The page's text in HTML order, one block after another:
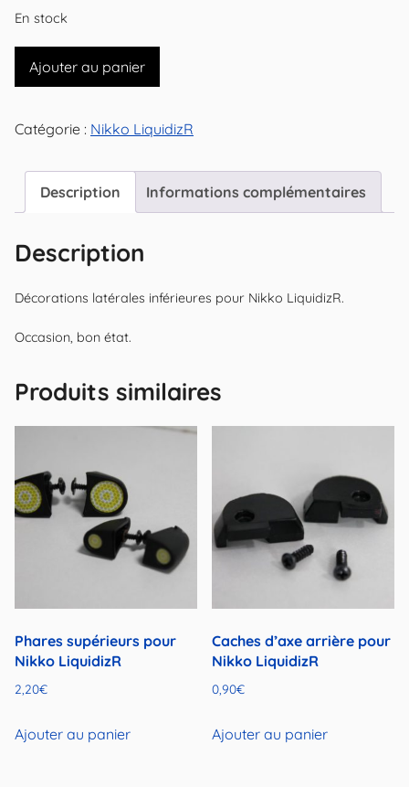
En stock
quantité
de
latérales
pour
Nikko
Ajouter au panier
Catégorie : Nikko LiquidizR
Description Informations complémentaires
Description
Décorations latérales inférieures pour Nikko LiquidizR.
Occasion, bon état.
Produits similaires
Phares supérieurs pour
Nikko LiquidizR
2,20€
Ajouter au panier
Caches d’axe arrière pour
Nikko LiquidizR
0,90€
Ajouter au panier